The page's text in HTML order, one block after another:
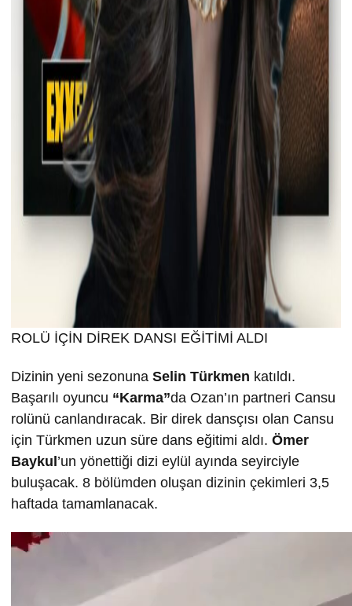
ROLÜ İÇİN DİREK DANSI EĞİTİMİ ALDI
Dizinin yeni sezonuna Selin Türkmen katıldı.
Başarılı oyuncu “Karma”da Ozan’ın partneri Cansu
rolünü canlandıracak. Bir direk dansçısı olan Cansu
için Türkmen uzun süre dans eğitimi aldı. Ömer
Baykul ’un yönettiği dizi eylül ayında seyirciyle
buluşacak. 8 bölümden oluşan dizinin çekimleri 3,5
haftada tamamlanacak.